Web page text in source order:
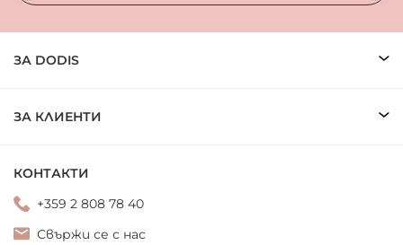
ЗА DODIS
ЗА КЛИЕНТИ
КОНТАКТИ
+359 2 808 78 40
Свържи се с нас